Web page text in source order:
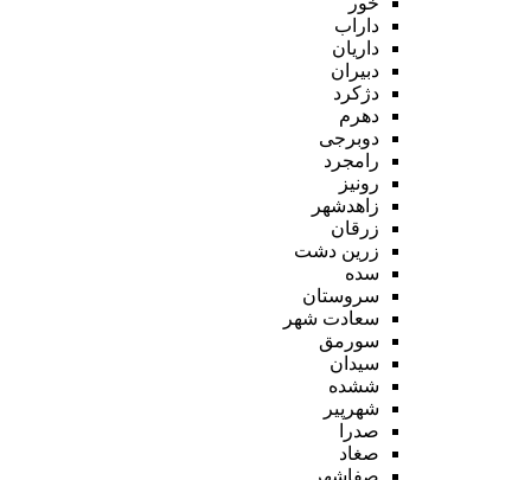
داراب
داریان
دبیران
دژکرد
دهرم
دوبرجی
رامجرد
رونیز
زاهدشهر
زرقان
زرین دشت
سده
سروستان
سعادت شهر
سورمق
سیدان
ششده
شهرپیر
صدرا
صغاد
صفاشهر